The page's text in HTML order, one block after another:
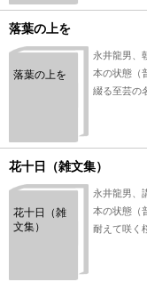
落葉の上を
落葉の上を
永井龍男、
本の状態（
綴る至芸の
花十日（雑文集）
花十日（雑
文集）
永井龍男、
本の状態（
耐えて咲く